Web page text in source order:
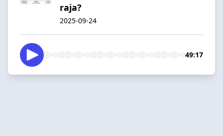
raja?
2025-09-24
49:17